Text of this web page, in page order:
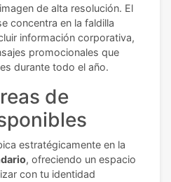
de alta resolución. El
concentra en la faldilla
información corporativa,
promocionales que
durante todo el año.
de
estratégicamente en la
, ofreciendo un espacio
con tu identidad